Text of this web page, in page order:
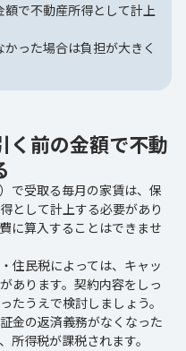
で不動産所得として計上
った場合は負担が大きく
く前の金額で不動
で受取る毎月の家賃は、保
として計上する必要があり
に算入することはできませ
住民税によっては、キャッ
あります。契約内容をしっ
たうえで検討しましょう。
金の返済義務がなくなった
所得税が課税されます。